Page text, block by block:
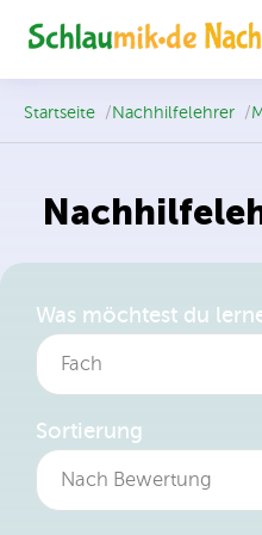
Startseite /Nachhilfelehrer /
Was möchtest du
Fach
Alle Fächer
Sortierung
Nach Bewertung